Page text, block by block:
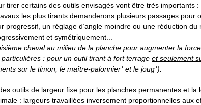
tirer certains des outils envisagés vont être très importants :
les plus tirants demanderons plusieurs passages pour
progressif, un réglage d’angle moindre ou une réduction du
et symétriquement...
cheval au milieu de la planche pour augmenter la
: pour un outil tirant à fort terrage et seulement
sur le timon, le maître-palonnier* et le joug*).
outils de largeur fixe pour les planches permanentes et la
: largeurs travaillées inversement proportionnelles aux